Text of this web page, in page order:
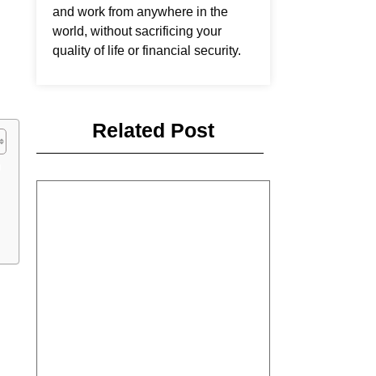
and work from anywhere in the
world, without sacrificing your
quality of life or financial security.
Related Post